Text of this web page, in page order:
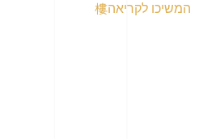
המשיכו לקריאה